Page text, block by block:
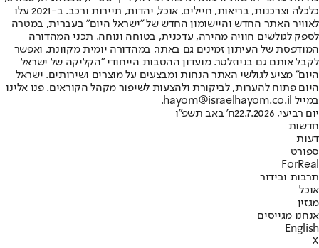
כלכלה וצרכנות, בריאות, חיילים, אוכל, יהדות, תיירות ורכב. ב-2021 עלו
לאוויר האתר החדש והיישומון החדש של "ישראל היום" בעברית, במטרה
לספק לגולשים חוויה מהירה, עדכנית, בטוחה ונוחה. תכני המהדורה
המודפסת של העיתון זמינים גם באתר, במהדורה יומית מקוונת, ואפשר
לקבל אותם גם בניוזלטר. מועדון ההטבות הייחודי "הקליקה של ישראל
היום" מציע לגולשי האתר הנחות ומבצעים על מוצרים ושירותים. ישראל
היום פתוח להערות, לביקורת ולהצעות לשיפור מקהל הקוראים. פנו אלינו
במייל hayom@israelhayom.co.il.
יום רביעי, 22.7.2026
ח' באב תשפ"ו
חדשות
דעות
ספורט
ForReal
תרבות ובידור
אוכל
מגזין
אנחנו מגייסים
English
X